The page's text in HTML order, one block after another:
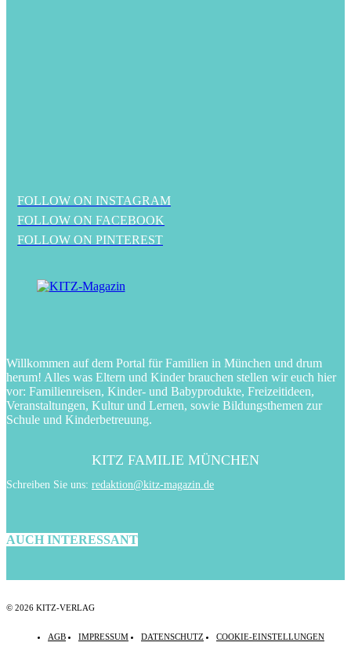
FOLLOW ON INSTAGRAM
FOLLOW ON FACEBOOK
FOLLOW ON PINTEREST
Willkommen auf dem Portal für Familien in München und drum
herum! Alles was Eltern und Kinder brauchen stellen wir euch hier
vor: Familienreisen, Kinder- und Babyprodukte, Freizeitideen,
Veranstaltungen, Kultur und Lernen, sowie Bildungsthemen zur
Schule und Kinderbetreuung.
KITZ FAMILIE MÜNCHEN
Schreiben Sie uns: redaktion@kitz-magazin.de
AUCH INTERESSANT
© 2026 KITZ-VERLAG
AGB IMPRESSUM DATENSCHUTZ COOKIE-EINSTELLUNGEN